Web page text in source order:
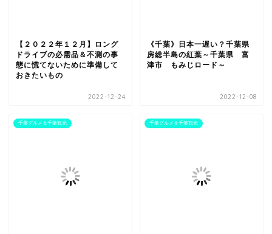
【２０２２年１２月】ロング
ドライブの必需品＆不測の事
態に慌てないために準備して
おきたいもの
2022-12-24
《千葉》日本一遅い？千葉県
房総半島の紅葉～千葉県 富
津市 もみじロード～
2022-12-08
千葉グルメ＆千葉観光 千葉グルメ＆千葉観光